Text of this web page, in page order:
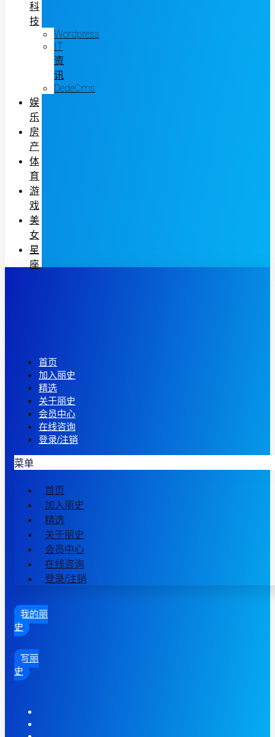
科
技
Wordpress
IT
资
讯
DedeCms
娱
乐
房
产
体
育
游
戏
美
女
星
座
首页
加入丽史
精选
关于丽史
会员中心
在线咨询
登录/注销
菜单
首页
加入丽史
精选
关于丽史
会员中心
在线咨询
登录/注销
我的丽
史
写丽
史